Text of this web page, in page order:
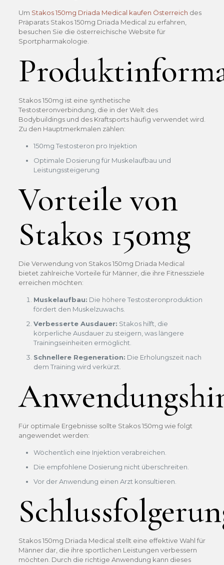
Um Stakos 150mg Driada Medical kaufen Österreich des
Präparats Stakos 150mg Driada Medical zu erfahren,
besuchen Sie die österreichische Website für
Sportpharmakologie.
Stakos 150mg ist eine synthetische
Testosteronverbindung, die in der Welt des
Bodybuildings und des Kraftsports häufig verwendet wird.
Zu den Hauptmerkmalen zählen:
150mg Testosteron pro Injektion
Optimale Dosierung für Muskelaufbau und
Leistungssteigerung
Vorteile von
Stakos 150mg
Die Verwendung von Stakos 150mg Driada Medical
bietet zahlreiche Vorteile für Männer, die ihre Fitnessziele
erreichen möchten:
Muskelaufbau: Die höhere Testosteronproduktion
fördert den Muskelzuwachs.
Verbesserte Ausdauer: Stakos hilft, die
körperliche Ausdauer zu steigern, was längere
Trainingseinheiten ermöglicht.
Schnellere Regeneration: Die Erholungszeit nach
dem Training wird verkürzt.
Für optimale Ergebnisse sollte Stakos 150mg wie folgt
angewendet werden:
Wöchentlich eine Injektion verabreichen.
Die empfohlene Dosierung nicht überschreiten.
Vor der Anwendung einen Arzt konsultieren.
Stakos 150mg Driada Medical stellt eine effektive Wahl für
Männer dar, die ihre sportlichen Leistungen verbessern
möchten. Durch die richtige Anwendung kann dieses